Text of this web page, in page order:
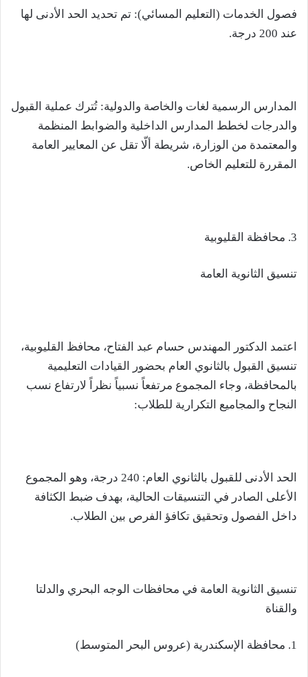
فصول الخدمات (التعليم المسائي): تم تحديد الحد الأدنى لها
عند 200 درجة.
المدارس الرسمية لغات والخاصة والدولية: تُترك عملية القبول
والدرجات لخطط المدارس الداخلية والضوابط المنظمة
والمعتمدة من الوزارة، شريطة ألّا تقل عن المعايير العامة
المقررة للتعليم الخاص.
3. محافظة القليوبية
تنسيق الثانوية العامة
اعتمد الدكتور المهندس حسام عبد الفتاح، محافظ القليوبية،
تنسيق القبول بالثانوي العام بحضور القيادات التعليمية
بالمحافظة، وجاء المجموع مرتفعاً نسبياً نظراً لارتفاع نسب
النجاح والمجاميع التكرارية للطلاب:
الحد الأدنى للقبول بالثانوي العام: 240 درجة، وهو المجموع
الأعلى الصادر في التنسيقات الحالية، بهدف ضبط الكثافة
داخل الفصول وتحقيق تكافؤ الفرص بين الطلاب.
تنسيق الثانوية العامة في محافظات الوجه البحري والدلتا
والقناة
1. محافظة الإسكندرية (عروس البحر المتوسط)